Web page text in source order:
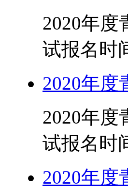
2020年度
试报名时
2020年度
2020年度
试报名时
2020年度